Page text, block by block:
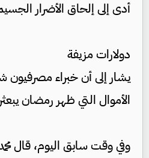
أدى إلى إلحاق الأضرار
دولارات مزيفة
يشار إلى أن خبراء مصرفيون
الأموال التي ظهر رمضان
وفي وقت سابق اليوم، قال